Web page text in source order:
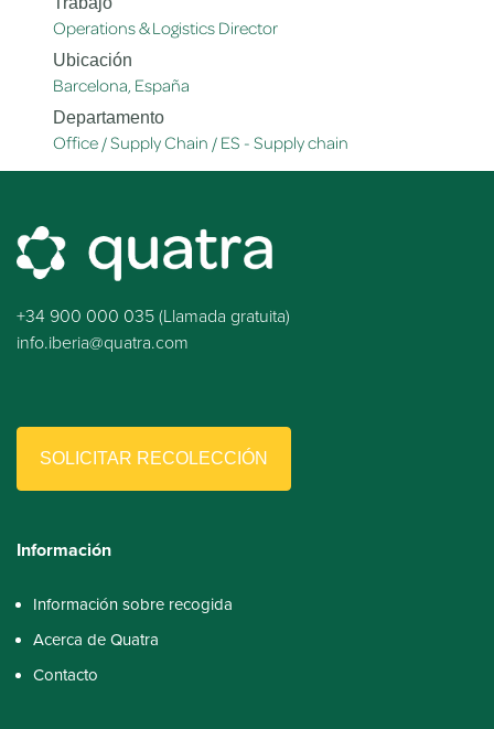
Operations & Logistics Director
Ubicación
Barcelona España
Departamento
Office / Supply Chain / ES - Supply chain
+34 900 000 035 (Llamada gratuita)
info.iberia@quatra.com
SOLICITAR RECOLECCIÓN
Información
Información sobre recogida
Acerca de Quatra
Contacto